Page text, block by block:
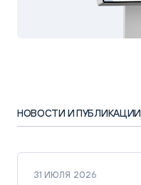
НОВОСТИ И ПУБЛИКАЦИИ
31 ИЮЛЯ 2026